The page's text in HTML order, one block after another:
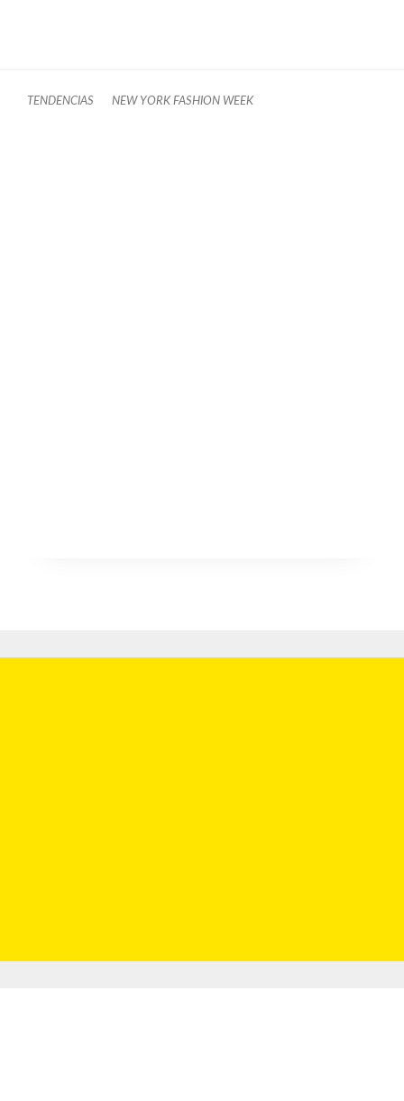
TENDENCIAS NEW YORK FASHION WEEK